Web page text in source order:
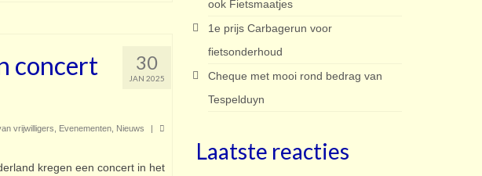
30
JAN 2025
concert
vrijwilligers Evenementen, Nieuws
kregen een concert in het
ook Fietsmaatjes
1e prijs Carbagerun voor
fietsonderhoud
Cheque met mooi rond bedrag van
Tespelduyn
Laatste reacties